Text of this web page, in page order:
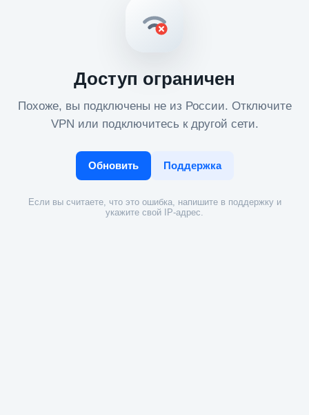
Доступ ограничен
Похоже, вы подключены не из России. Отключите
VPN или подключитесь к другой сети.
Обновить Поддержка
Если вы считаете, что это ошибка, напишите в поддержку и
укажите свой IP-адрес.